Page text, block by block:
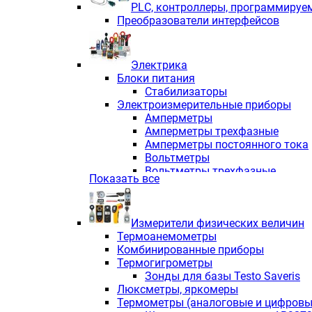
PLС, контроллеры,
Преобразователи интерфейсов
Электрика
Блоки питания
Стабилизаторы
Электроизмерительные приборы
Амперметры
Амперметры трехфазные
Амперметры постоянного тока
Вольтметры
Вольтметры трехфазные
Вольтметры постоянного тока
Индикаторы аналоговых
Измерители COS F
Комбинированные приборы
Комбинированные приборы
Комбинированные приборы
Анализаторы качества
Анализаторы мощности
Показать все
Измерители физических величин
Термоанемометры
Комбинированные приборы
Термогигрометры
Зонды для базы Testo Saveris
Люксметры, яркомеры
Термометры (аналоговые и